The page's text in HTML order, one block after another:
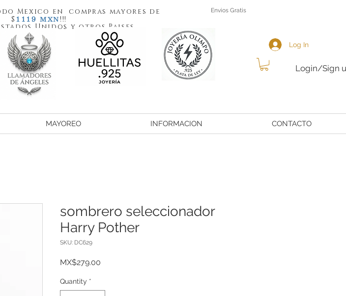
Mexico en compras mayores de
$ 1119 MXN!!!
Unidos y otros Paises
Envios Gratis
Login/Sign
Log In
MAYOREO INFORMACION CONTACTO
sombrero seleccionador
Harry Pother
SKU: DC629
MX$279.00
Quantity *